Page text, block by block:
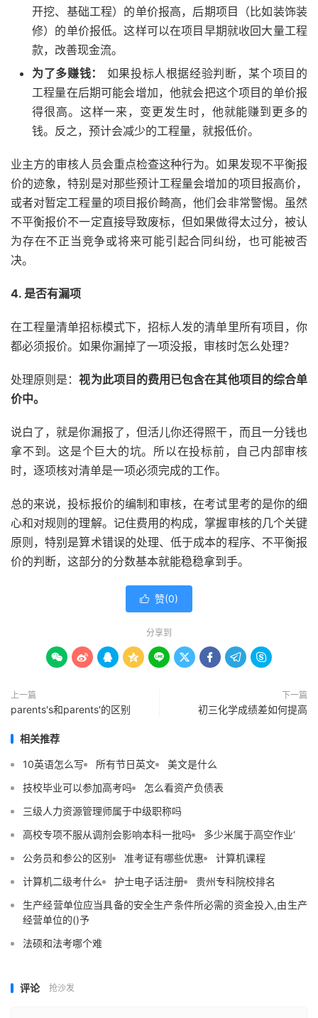
开挖、基础工程）的单价报高，后期项目（比如装饰装
修）的单价报低。这样可以在项目早期就收回大量工程
款，改善现金流。
为了多赚钱：
如果投标人根据经验判断，某个项目的
工程量在后期可能会增加，他就会把这个项目的单价报
得很高。这样一来，变更发生时，他就能赚到更多的
钱。反之，预计会减少的工程量，就报低价。
业主方的审核人员会重点检查这种行为。如果发现不平衡报
价的迹象，特别是对那些预计工程量会增加的项目报高价，
或者对暂定工程量的项目报价畸高，他们会非常警惕。虽然
不平衡报价不一定直接导致废标，但如果做得太过分，被认
为存在不正当竞争或将来可能引起合同纠纷，也可能被否
决。
4. 是否有漏项
在工程量清单招标模式下，招标人发的清单里所有项目，你
都必须报价。如果你漏掉了一项没报，审核时怎么处理？
处理原则是：视为此项目的费用已包含在其他项目的综合单
价中。
说白了，就是你漏报了，但活儿你还得照干，而且一分钱也
拿不到。这是个巨大的坑。所以在投标前，自己内部审核
时，逐项核对清单是一项必须完成的工作。
总的来说，投标报价的编制和审核，在考试里考的是你的细
心和对规则的理解。记住费用的构成，掌握审核的几个关键
原则，特别是算术错误的处理、低于成本的程序、不平衡报
价的判断，这部分的分数基本就能稳稳拿到手。
 赞(0)
分享到
        
上一篇
parents's和parents'的区别
下一篇
初三化学成绩差如何提高
相关推荐
10英语怎么写 所有节日英文
美文是什么
技校毕业可以参加高考吗
怎么看资产负债表
三级人力资源管理师属于中级职称吗
高校专项不服从调剂会影响本科一批吗
多少米属于高空作业‘
公务员和参公的区别
准考证有哪些优惠
计算机课程
计算机二级考什么
护士电子话注册
贵州专科院校排名
生产经营单位应当具备的安全生产条件所必需的资金投入,由生产
经营单位的()予
法硕和法考哪个难
评论 抢沙发